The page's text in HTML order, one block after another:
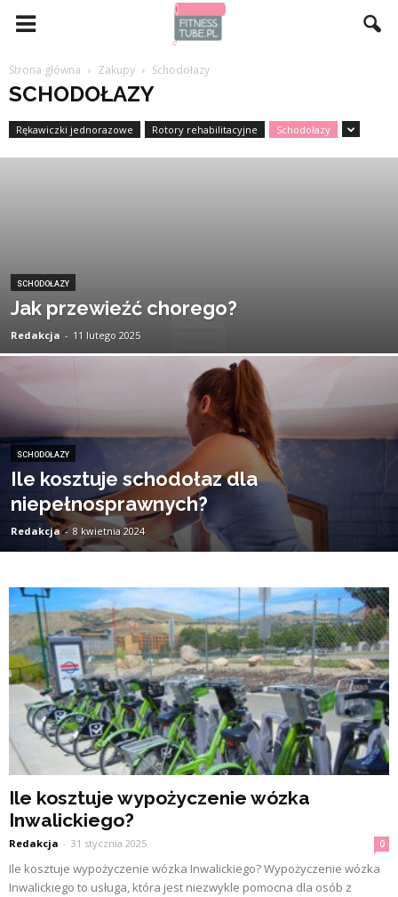
Strona główna Zakupy Schodołazy
SCHODOŁAZY
Rękawiczki jednorazowe Rotory rehabilitacyjne Schodołazy
SCHODOŁAZY
Jak przewieźć chorego?
Redakcja - 11 lutego 2025
SCHODOŁAZY
Ile kosztuje schodołaz dla
niepełnosprawnych?
Redakcja - 8 kwietnia 2024
Ile kosztuje wypożyczenie wózka
Inwalickiego?
Redakcja - 31 stycznia 2025 0
Ile kosztuje wypożyczenie wózka Inwalickiego? Wypożyczenie wózka
Inwalickiego to usługa, która jest niezwykle pomocna dla osób z